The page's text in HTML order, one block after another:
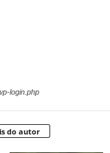
login.php
do autor